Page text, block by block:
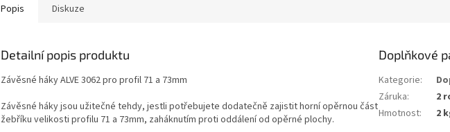
Popis Diskuze
Detailní popis produktu
Závěsné háky ALVE 3062 pro profil 71 a 73mm
Závěsné háky jsou užitečné tehdy, jestli potřebujete dodatečně zajistit horní opěrnou část
žebříku velikosti profilu 71 a 73mm, zaháknutím proti oddálení od opěrné plochy.
Doplňkové
Kategorie:
Záruka:
2
Hmotnost: 2